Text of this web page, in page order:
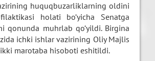
huquqbuzarliklarning oldini
holati bo‘yicha Senatga
qonunda muhrlab qo‘yildi. Birgina
ichki ishlar vazirining Oliy Majlis
marotaba hisoboti eshitildi.